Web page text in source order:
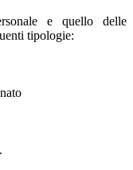
e quello delle
tipologie: